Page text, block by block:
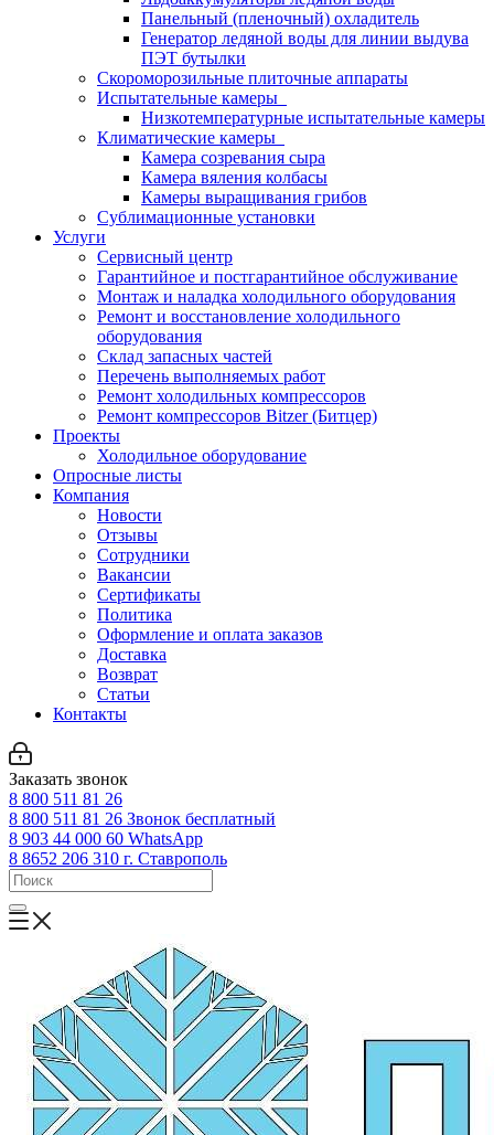
Панельный (пленочный) охладитель
Генератор ледяной воды для линии выдува
ПЭТ бутылки
Скороморозильные плиточные аппараты
Испытательные камеры
Низкотемпературные испытательные камеры
Климатические камеры
Камера созревания сыра
Камера вяления колбасы
Камеры выращивания грибов
Сублимационные установки
Услуги
Сервисный центр
Гарантийное и постгарантийное обслуживание
Монтаж и наладка холодильного оборудования
Ремонт и восстановление холодильного
оборудования
Склад запасных частей
Перечень выполняемых работ
Ремонт холодильных компрессоров
Ремонт компрессоров Bitzer (Битцер)
Проекты
Холодильное оборудование
Опросные листы
Компания
Новости
Отзывы
Сотрудники
Вакансии
Сертификаты
Политика
Оформление и оплата заказов
Доставка
Возврат
Статьи
Контакты
Заказать звонок
8 800 511 81 26
8 800 511 81 26 Звонок бесплатный
8 903 44 000 60 WhatsАpp
8 8652 206 310 г. Ставрополь